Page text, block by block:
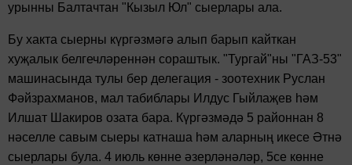
урынны Балтачтан "Кызыл Юл" сыерлары ала.
Бу хакта сыерны күргәзмәгә алып барып кайткан
хуҗалык белгечләреннән сораштык. "Тургай"ны "ГАЗ-53"
машинасында тулы бер делегация - зоотехник Руслан
Фәйзрахманов, мал табиблары Илдус Гыйлаҗев һәм
Илшат Шакиров озата бара. Күргәзмәдә 5 районнан 8
нәселле савым сыеры катнаша һәм аларның икесе Әтнә
сыерлары була. 4 июль көнне әзерләнәләр, 5се көнне